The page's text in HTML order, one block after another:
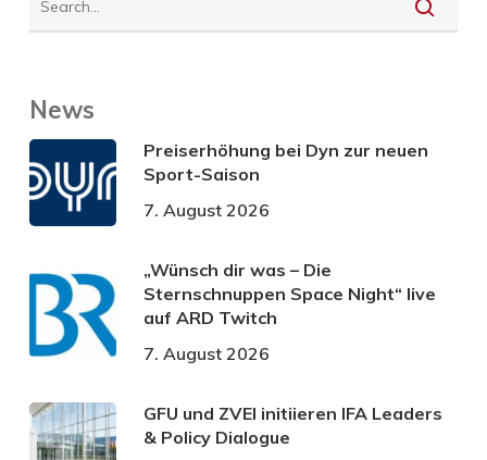
News
Preiserhöhung bei Dyn zur neuen
Sport-Saison
7. August 2026
„Wünsch dir was – Die
Sternschnuppen Space Night“ live
auf ARD Twitch
7. August 2026
GFU und ZVEI initiieren IFA Leaders
& Policy Dialogue